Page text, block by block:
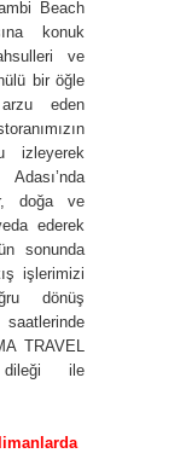
Beach
konuk
ve
bir öğle
eden
izleyerek
doğa ve
ederek
sonunda
işlerimizi
dönüş
TRAVEL
dileği ile